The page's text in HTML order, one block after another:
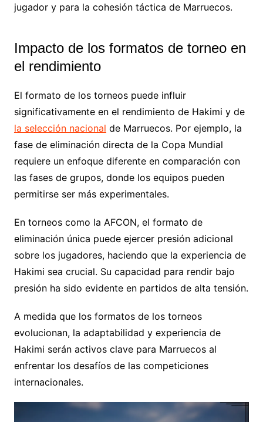
jugador y para la cohesión táctica de Marruecos.
Impacto de los formatos de torneo en
el rendimiento
El formato de los torneos puede influir
significativamente en el rendimiento de Hakimi y de
la selección nacional de Marruecos. Por ejemplo, la
fase de eliminación directa de la Copa Mundial
requiere un enfoque diferente en comparación con
las fases de grupos, donde los equipos pueden
permitirse ser más experimentales.
En torneos como la AFCON, el formato de
eliminación única puede ejercer presión adicional
sobre los jugadores, haciendo que la experiencia de
Hakimi sea crucial. Su capacidad para rendir bajo
presión ha sido evidente en partidos de alta tensión.
A medida que los formatos de los torneos
evolucionan, la adaptabilidad y experiencia de
Hakimi serán activos clave para Marruecos al
enfrentar los desafíos de las competiciones
internacionales.